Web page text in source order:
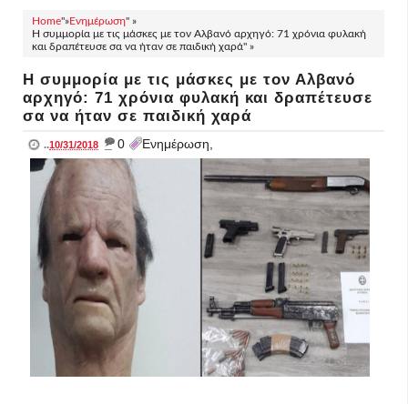
Home"»Ενημέρωση" »
Η συμμορία με τις μάσκες με τον Αλβανό αρχηγό: 71 χρόνια φυλακή
και δραπέτευσε σα να ήταν σε παιδική χαρά" »
Η συμμορία με τις μάσκες με τον Αλβανό
αρχηγό: 71 χρόνια φυλακή και δραπέτευσε
σα να ήταν σε παιδική χαρά
..10/31/2018 _ 0 Ενημέρωση,